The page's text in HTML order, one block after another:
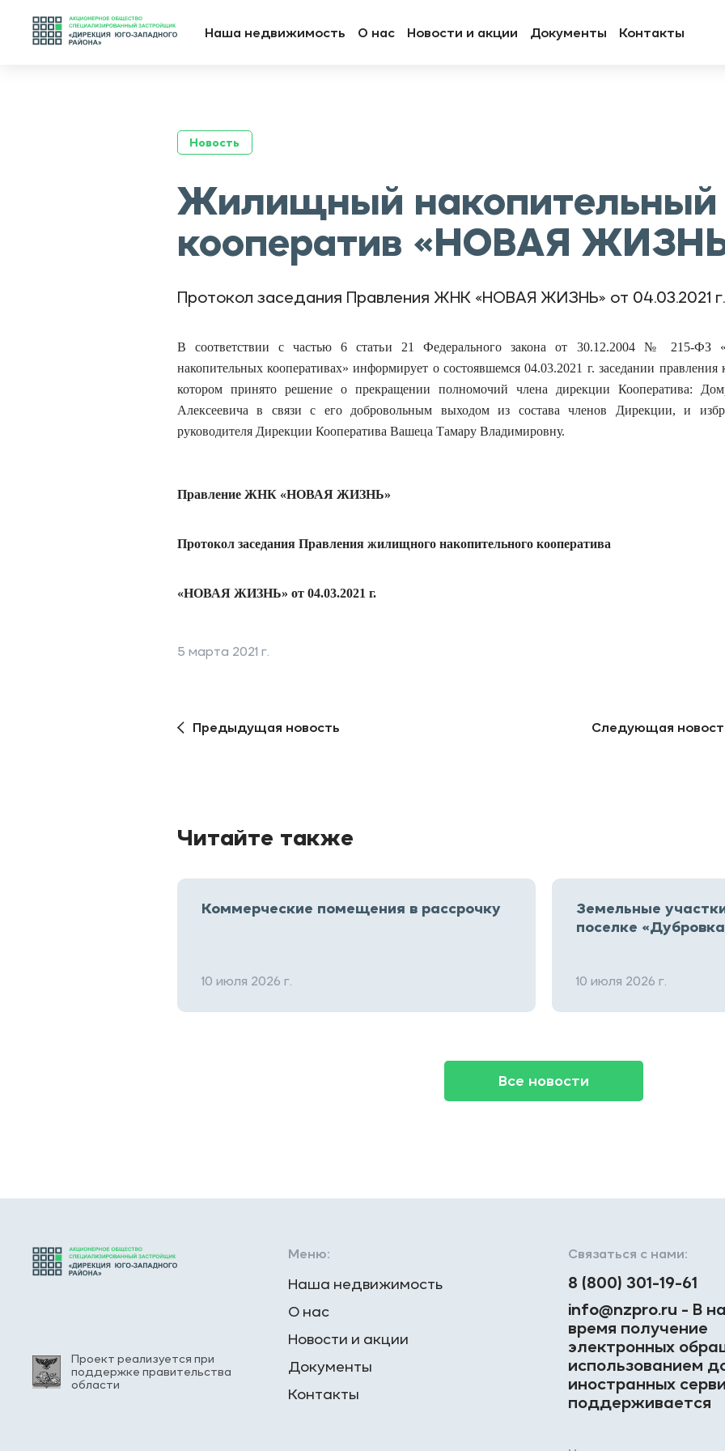
Наша недвижимость О нас Новости и акции Документы Контакты
Новость
Жилищный накопительный
кооператив «НОВАЯ
Протокол заседания Правления ЖНК «НОВАЯ ЖИЗНЬ» от 04.03.2021 г.
В соответствии с частью 6 статьи 21 Федерального закона от 30.12.2004 № 215-
накопительных кооперативах» информирует о состоявшемся 04.03.2021 г. заседании правления
котором принято решение о прекращении полномочий члена дирекции Кооператива:
Алексеевича в связи с его добровольным выходом из состава членов Дирекции, и
руководителя Дирекции Кооператива Вашеца Тамару Владимировну.
Правление ЖНК «НОВАЯ ЖИЗНЬ»
Протокол заседания Правления жилищного накопительного кооператива
«НОВАЯ ЖИЗНЬ» от 04.03.2021 г.
5 марта 2021 г.
Предыдущая новость Следующая
Читайте также
Коммерческие помещения в рассрочку
10 июля 2026 г.
Земельные
поселке
10 июля 2026 г.
Все новости
Проект реализуется при
поддержке правительства
области
Меню:
Наша недвижимость
О нас
Новости и акции
Документы
Контакты
Связаться с нами:
8 (800) 301-19-61
info@nzpro.ru - В
время получение
электронных
использованием
иностранных
поддерживается